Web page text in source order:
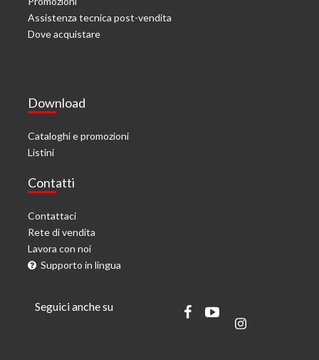
Assistenza tecnica post-vendita
Dove acquistare
Download
Cataloghi e promozioni
Listini
Contatti
Contattaci
Rete di vendita
Lavora con noi
Supporto in lingua
Seguici anche su